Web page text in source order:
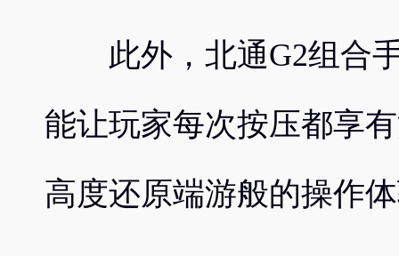
此外，北通G2组合手
能让玩家每次按压都享
高度还原端游般的操作